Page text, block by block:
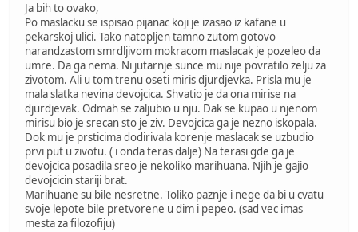
Ja bih to ovako,
Po maslacku se ispisao pijanac koji je izasao iz kafane u
pekarskoj ulici. Tako natopljen tamno zutom gotovo
narandzastom smrdljivom mokracom maslacak je pozeleo da
umre. Da ga nema. Ni jutarnje sunce mu nije povratilo zelju za
zivotom. Ali u tom trenu oseti miris djurdjevka. Prisla mu je
mala slatka nevina devojcica. Shvatio je da ona mirise na
djurdjevak. Odmah se zaljubio u nju. Dak se kupao u njenom
mirisu bio je srecan sto je ziv. Devojcica ga je nezno iskopala.
Dok mu je prsticima dodirivala korenje maslacak se uzbudio
prvi put u zivotu. ( i onda teras dalje) Na terasi gde ga je
devojcica posadila sreo je nekoliko marihuana. Njih je gajio
devojcicin stariji brat.
Marihuane su bile nesretne. Toliko paznje i nege da bi u cvatu
svoje lepote bile pretvorene u dim i pepeo. (sad vec imas
mesta za filozofiju)